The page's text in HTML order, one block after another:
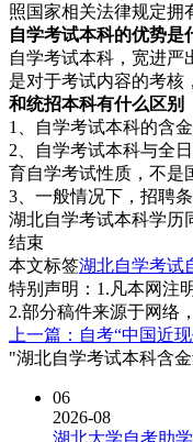
照国家相关法律规定拥
自学考试本科的优势是
自学考试本科，宽进严
是对于考试内容的考核
和统招本科有什么区别
1、自学考试本科的含
2、自学考试本科与全
育自学考试性质，不是
3、一般情况下，招聘
湖北自学考试本科学历
结束
本文标签湖北自学考试
特别声明：1.凡本网注
2.部分稿件来源于网络
上一篇：自考“中国近
"湖北自学考试本科含
06
2026-08